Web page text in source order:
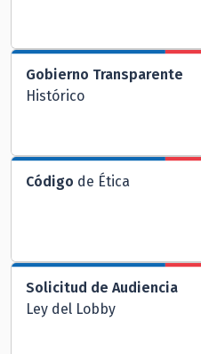
Gobierno Transparente
Histórico
Código de Ética
Solicitud de Audiencia
Ley del Lobby